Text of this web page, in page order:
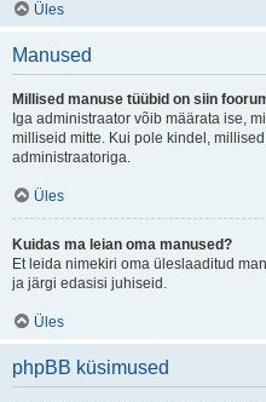
Üles
Manused
Millised manuse tüübid on siin
Iga administraator võib määrata ise,
milliseid mitte. Kui pole kindel,
administraatoriga.
Üles
Kuidas ma leian oma manused?
Et leida nimekiri oma üleslaaditud
ja järgi edasisi juhiseid.
Üles
phpBB küsimused